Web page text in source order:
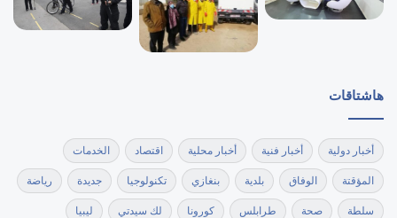
هاشتاقات
أخبار دولية أخبار فنية أخبار محلية اقتصاد الخدمات
المؤقتة الوفاق بلدية بنغازي تكنولوجيا جديدة رياضة
سلطة صحة طرابلس كورونا لك سيدتي ليبيا